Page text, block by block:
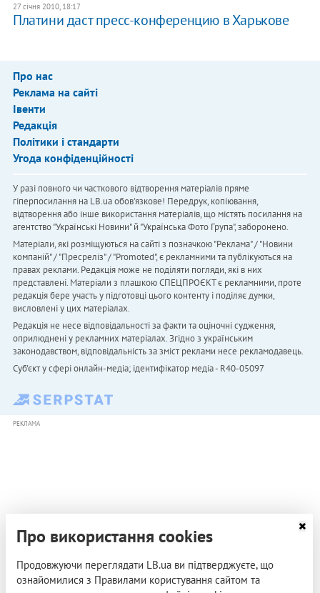
27 січня 2010, 18:17
Платини даст пресс-конференцию в Харькове
Про нас
Реклама на сайті
Івенти
Редакція
Політики і стандарти
Угода конфіденційності
У разі повного чи часткового відтворення матеріалів пряме
гіперпосилання на LB.ua обов'язкове! Передрук, копіювання,
відтворення або інше використання матеріалів, що містять посилання на
агентство "Українськi Новини" й "Українська Фото Група", заборонено.
Матеріали, які розміщуються на сайті з позначкою "Реклама" / "Новини
компаній" / "Пресреліз" / "Promoted", є рекламними та публікуються на
правах реклами. Редакція може не поділяти погляди, які в них
представлені. Матеріали з плашкою СПЕЦПРОЄКТ є рекламними, проте
редакція бере участь у підготовці цього контенту і поділяє думки,
висловлені у цих матеріалах.
Редакція не несе відповідальності за факти та оціночні судження,
оприлюднені у рекламних матеріалах. Згідно з українським
законодавством, відповідальність за зміст реклами несе рекламодавець.
Cуб'єкт у сфері онлайн-медіа; ідентифікатор медіа - R40-05097
РЕКЛАМА
Про використання cookies
Продовжуючи переглядати LB.ua ви підтверджуєте, що
ознайомилися з Правилами користування сайтом та